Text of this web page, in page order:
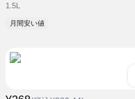
1.5L
月間安い値